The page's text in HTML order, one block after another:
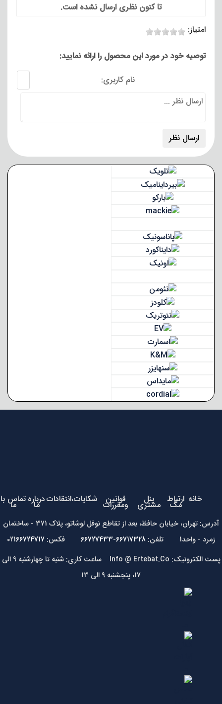
تا کنون نظری ارسال نشده است.
امتیاز:
توصیه خود در مورد این محصول را ارائه نمایید:
نام کاربری:
خانه ارتباط
مگ پنل
مشتری قوانین
ومقررات شکایات،انتقاداتدرباره
ما تماس با
ما
آدرس: تهران، خیابان حافظ، بعد از تقاطع نوفل لوشاتو، پلاک 371 - ساختمان
زمرد - واحد1 تلفن:
66717328-66727433 فکس: 021 66724717
پست الکترونیک: Info @ Ertebat.Co ساعت کاری: شنبه تا چهارشنبه 9 الی
17، پنجشنبه 9 الی 13